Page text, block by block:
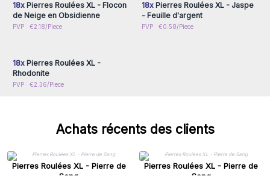
18xPierres Roulées XL - Flocon
de Neige en Obsidienne
PVP : €2.18/Piece
18xPierres Roulées XL - Jaspe
- Feuille d'argent
PVP : €0.58/Piece
Connectez-vous ou
18xPierres Roulées XL -
Rhodonite
PVP : €2.36/Piece
Achats récents des clients
Pierres Roulées XL - Pierre de
Sang
Pierres Roulées XL - Pierre de
Sang